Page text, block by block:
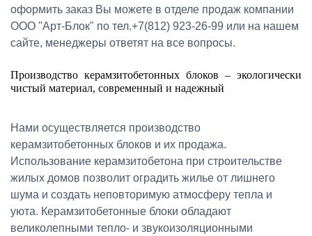
оформить заказ Вы можете в отделе продаж компании
ООО "Арт-Блок" по тел.+7(812) 923-26-99 или на нашем
сайте, менеджеры ответят на все вопросы.
Производство керамзитобетонных блоков – экологически
чистый материал, современный и надежный
Нами осуществляется производство
керамзитобетонных блоков и их продажа.
Использование керамзитобетона при строительстве
жилых домов позволит оградить жилье от лишнего
шума и создать неповторимую атмосферу тепла и
уюта. Керамзитобетонные блоки обладают
великолепными тепло- и звукоизоляционными